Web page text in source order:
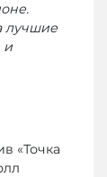
лучшие
и
«Точка